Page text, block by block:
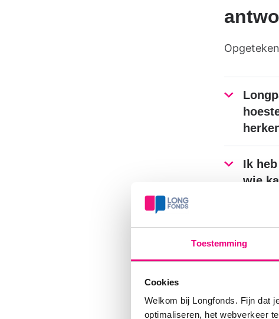
Toestemming
Cookies
Welkom bij Longfonds. Fijn dat
optimaliseren, het webverkeer
Ik
wie
in de